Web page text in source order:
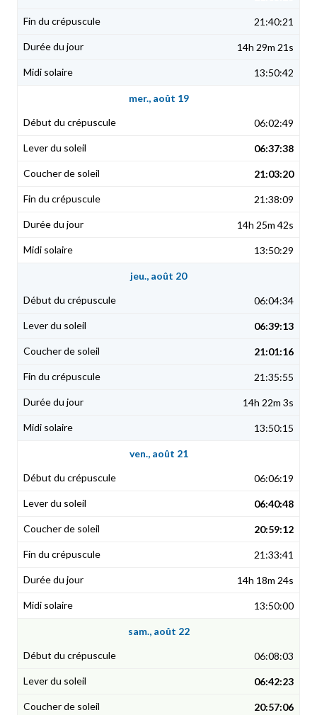
21:40:21
14h 29m 21s
13:50:42
mer., août 19
06:02:49
06:37:38
21:03:20
21:38:09
14h 25m 42s
13:50:29
jeu., août 20
06:04:34
06:39:13
21:01:16
21:35:55
14h 22m 3s
13:50:15
ven., août 21
06:06:19
06:40:48
20:59:12
21:33:41
14h 18m 24s
13:50:00
sam., août 22
06:08:03
06:42:23
20:57:06